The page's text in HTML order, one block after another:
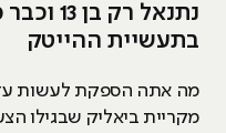
נתנאל
בתעשיית ההייטק
מקריית ביאליק שבגילו